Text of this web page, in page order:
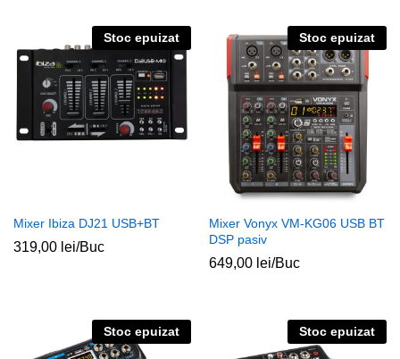
Stoc epuizat
Mixer Ibiza DJ21 USB+BT
319,00 lei/Buc
Stoc epuizat
Mixer Vonyx VM-KG06 USB BT
DSP pasiv
649,00 lei/Buc
Stoc epuizat Stoc epuizat